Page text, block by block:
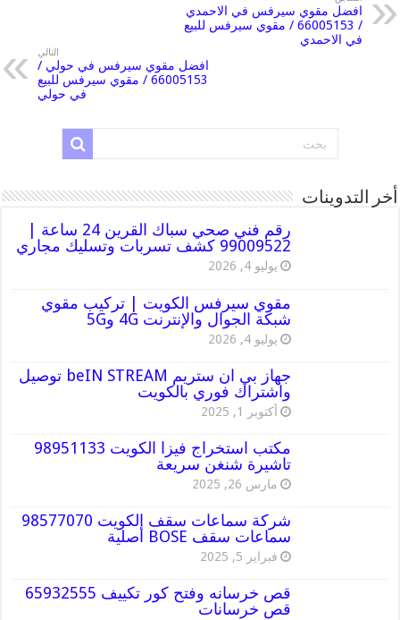
افضل مقوي سيرفس في الاحمدي
/ 66005153 / مقوي سيرفس للبيع
في الاحمدي
التالي
افضل مقوي سيرفس في حولي /
66005153 / مقوي سيرفس للبيع
في حولي
أخر التدوينات
رقم فني صحي سباك القرين 24 ساعة |
99009522 كشف تسربات وتسليك مجاري
يوليو 4, 2026
مقوي سيرفس الكويت | تركيب مقوي
شبكة الجوال والإنترنت 4G و5G
يوليو 4, 2026
جهاز بي ان ستريم beIN STREAM توصيل
واشتراك فوري بالكويت
أكتوبر 1, 2025
مكتب استخراج فيزا الكويت 98951133
تاشيرة شنغن سريعة
مارس 26, 2025
شركة سماعات سقف الكويت 98577070
سماعات سقف BOSE أصلية
فبراير 5, 2025
قص خرسانه وفتح كور تكييف 65932555
قص خرسانات